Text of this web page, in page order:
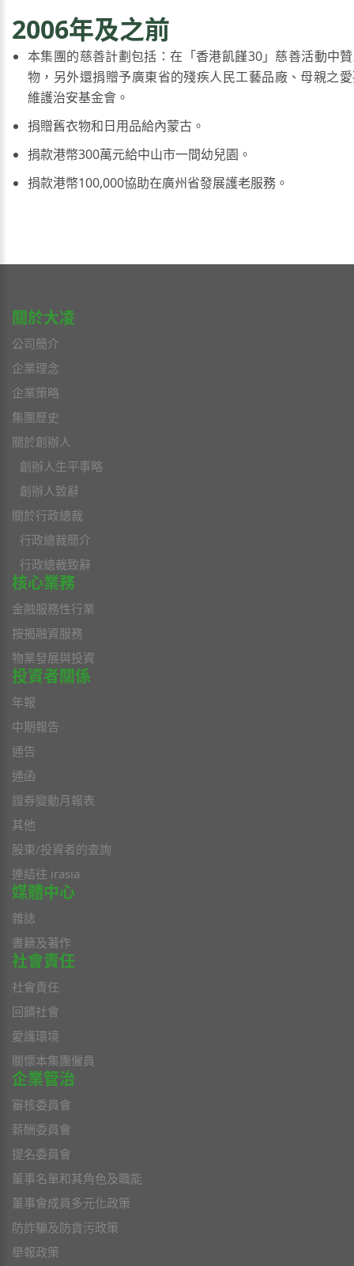
2006年及之前
本集團的慈善計劃包括：在「香港飢饉30」慈善活動中
物，另外還捐贈予廣東省的殘疾人民工藝品廠、母親之
維護治安基金會。
捐贈舊衣物和日用品給內蒙古。
捐款港幣300萬元給中山市一間幼兒園。
捐款港幣100,000協助在廣州省發展護老服務。
關於大凌
公司簡介
企業理念
企業策略
集團歷史
關於創辦人
創辦人生平事略
創辦人致辭
關於行政總裁
行政總裁簡介
行政總裁致辭
核心業務
金融服務性行業
按揭融資服務
物業發展與投資
投資者關係
年報
中期報告
通告
通函
證券變動月報表
其他
股東/投資者的查詢
連結往 irasia
媒體中心
雜誌
書籍及著作
社會責任
社會責任
回饋社會
愛護環境
關懷本集團僱員
企業管治
審核委員會
薪酬委員會
提名委員會
董事名單和其角色及職能
董事會成員多元化政策
防詐騙及防貪污政策
舉報政策